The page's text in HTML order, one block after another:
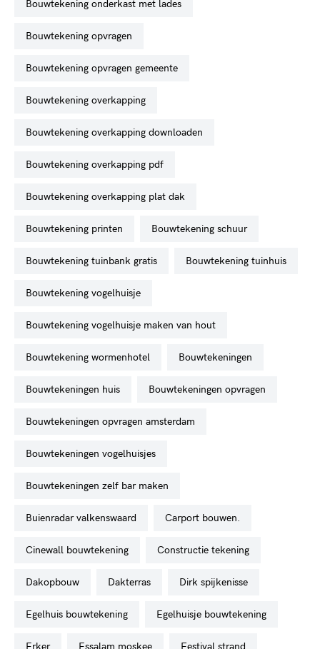
bouwtekening onderkast met lades
bouwtekening opvragen
bouwtekening opvragen gemeente
bouwtekening overkapping
bouwtekening overkapping downloaden
bouwtekening overkapping pdf
bouwtekening overkapping plat dak
bouwtekening printen bouwtekening schuur
bouwtekening tuinbank gratis bouwtekening tuinhuis
bouwtekening vogelhuisje
bouwtekening vogelhuisje maken van hout
bouwtekening wormenhotel bouwtekeningen
bouwtekeningen huis bouwtekeningen opvragen
bouwtekeningen opvragen amsterdam
bouwtekeningen vogelhuisjes
bouwtekeningen zelf bar maken
buienradar valkenswaard carport bouwen.
cinewall bouwtekening constructie tekening
dakopbouw dakterras dirk spijkenisse
egelhuis bouwtekening egelhuisje bouwtekening
erker essalam moskee festival strand